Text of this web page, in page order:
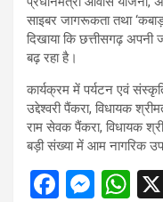
साइबर जागरूकता तथा
दिखाया कि छत्तीसगढ़
बढ़ रहा है।
कार्यक्रम में पर्यटन एवं
उद्देश्वरी पैंकरा, विधायक
राम सेवक पैंकरा, विधायक
बड़ी संख्या में आम नागरिक
F
M W